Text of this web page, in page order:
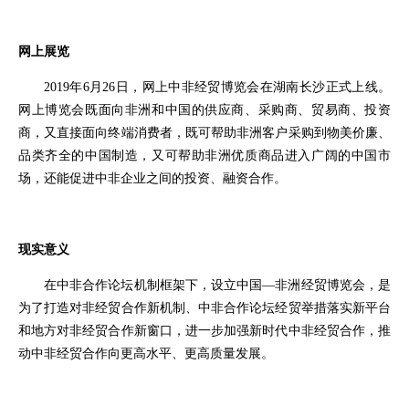
网上展览
2019年6月26日，网上中非经贸博览会在湖南长沙正式上线。
网上博览会既面向非洲和中国的供应商、采购商、贸易商、投资
商，又直接面向终端消费者，既可帮助非洲客户采购到物美价廉、
品类齐全的中国制造，又可帮助非洲优质商品进入广阔的中国市
场，还能促进中非企业之间的投资、融资合作。
现实意义
在中非合作论坛机制框架下，设立中国—非洲经贸博览会，是
为了打造对非经贸合作新机制、中非合作论坛经贸举措落实新平台
和地方对非经贸合作新窗口，进一步加强新时代中非经贸合作，推
动中非经贸合作向更高水平、更高质量发展。